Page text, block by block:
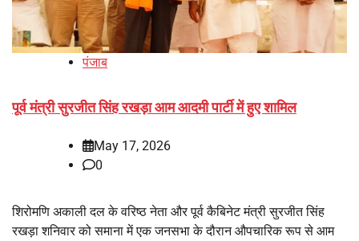
पंजाब
पूर्व मंत्री सुरजीत सिंह रखड़ा आम आदमी पार्टी में हुए शामिल
May 17, 2026
0
शिरोमणि अकाली दल के वरिष्ठ नेता और पूर्व कैबिनेट मंत्री सुरजीत सिंह
रखड़ा शनिवार को समाना में एक जनसभा के दौरान औपचारिक रूप से आम